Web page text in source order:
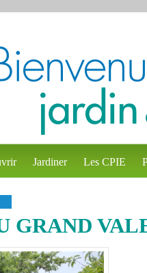
Jardiner Les CPIE
GRAND